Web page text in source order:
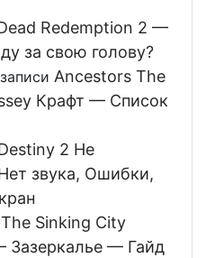
Redemption 2 —
за свою голову?
Ancestors The
Крафт — Список
2 Не
звука, Ошибки,
The Sinking City
— Гайд